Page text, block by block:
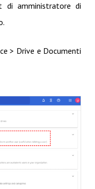
di amministratore di
> Drive e Documenti